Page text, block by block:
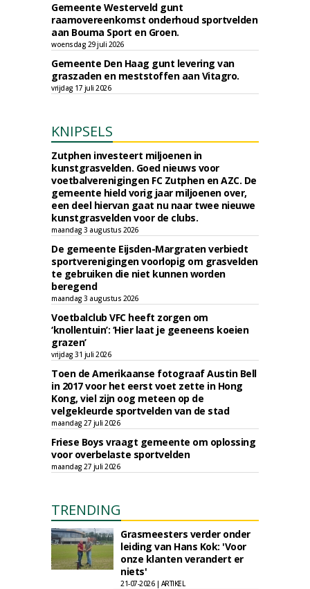
Gemeente Westerveld gunt
raamovereenkomst onderhoud sportvelden
aan Bouma Sport en Groen.
woensdag 29 juli 2026
Gemeente Den Haag gunt levering van
graszaden en meststoffen aan Vitagro.
vrijdag 17 juli 2026
KNIPSELS
Zutphen investeert miljoenen in
kunstgrasvelden. Goed nieuws voor
voetbalverenigingen FC Zutphen en AZC. De
gemeente hield vorig jaar miljoenen over,
een deel hiervan gaat nu naar twee nieuwe
kunstgrasvelden voor de clubs.
maandag 3 augustus 2026
De gemeente Eijsden-Margraten verbiedt
sportverenigingen voorlopig om grasvelden
te gebruiken die niet kunnen worden
beregend
maandag 3 augustus 2026
Voetbalclub VFC heeft zorgen om
‘knollentuin’: ‘Hier laat je geeneens koeien
grazen’
vrijdag 31 juli 2026
Toen de Amerikaanse fotograaf Austin Bell
in 2017 voor het eerst voet zette in Hong
Kong, viel zijn oog meteen op de
velgekleurde sportvelden van de stad
maandag 27 juli 2026
Friese Boys vraagt gemeente om oplossing
voor overbelaste sportvelden
maandag 27 juli 2026
TRENDING
Grasmeesters verder onder
leiding van Hans Kok: 'Voor
onze klanten verandert er
niets'
21-07-2026 | ARTIKEL